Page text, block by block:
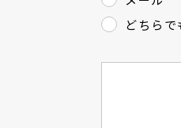
どちらで